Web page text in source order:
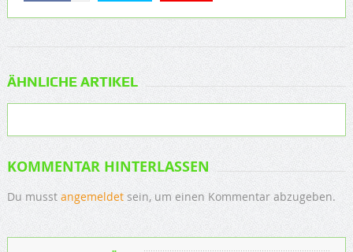
ÄHNLICHE ARTIKEL
KOMMENTAR HINTERLASSEN
Du musstangemeldetsein, um einen Kommentar abzugeben.